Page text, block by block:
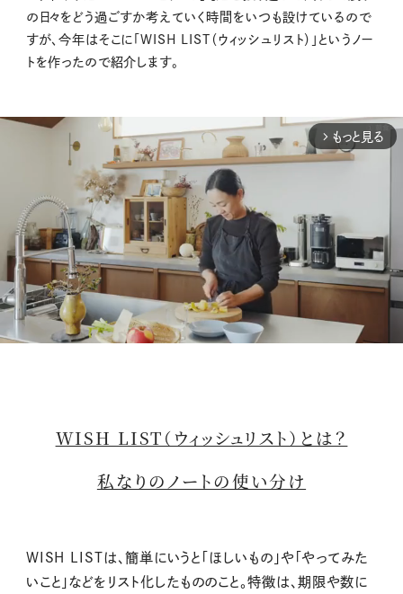
の日々をどう過ごすか考えていく時間をいつも設けているので
すが、今年はそこに「WISH LIST（ウィッシュリスト）」というノー
トを作ったので紹介します。
arrow_forward_ios もっと見る
e
WISH LIST（ウィッシュリスト）とは？
私なりのノートの使い分け
WISH LISTは、簡単にいうと「ほしいもの」や「やってみた
いこと」などをリスト化したもののこと。特徴は、期限や数に